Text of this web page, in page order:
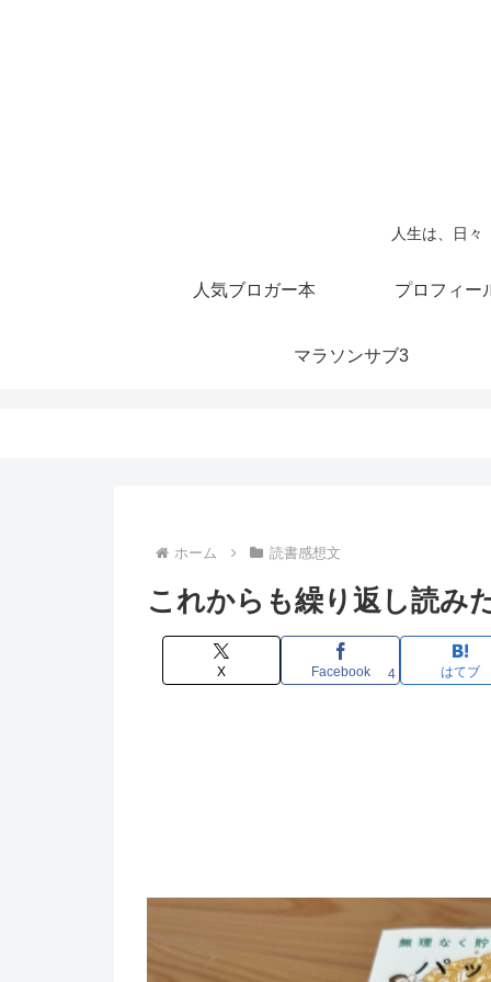
人生は、日々
人気ブロガー本 プロフィー
マラソンサブ3
ホーム 読書感想文
これからも繰り返し読み
X Facebook 4 はてブ